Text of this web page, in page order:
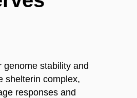
stability and
shelterin complex,
responses and